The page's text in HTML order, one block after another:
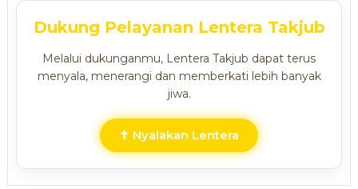
Dukung Pelayanan Lentera Takjub
Melalui dukunganmu, Lentera Takjub dapat terus
menyala, menerangi dan memberkati lebih banyak
jiwa.
✝ Nyalakan Lentera